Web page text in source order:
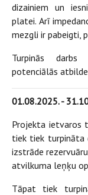
dizainiem un
platei. Arī
mezgli ir pabeigti,
Turpinās
potenciālās
‍01.08.2025. -
Projekta ietvaros
tiek tiek turpināta
izstrāde
atvilkuma leņķu
Tāpat tiek